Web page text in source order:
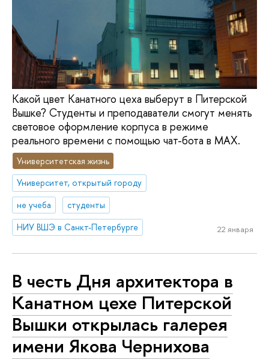
Какой цвет Канатного цеха выберут в Питерской
Вышке? Студенты и преподаватели смогут менять
световое оформление корпуса в режиме
реального времени с помощью чат-бота в МАХ.
Университетская жизнь
Университет, открытый городу
не учеба
студенты
НИУ ВШЭ в Санкт-Петербурге
22 января
В честь Дня архитектора в
Канатном цехе Питерской
Вышки открылась галерея
имени Якова Чернихова